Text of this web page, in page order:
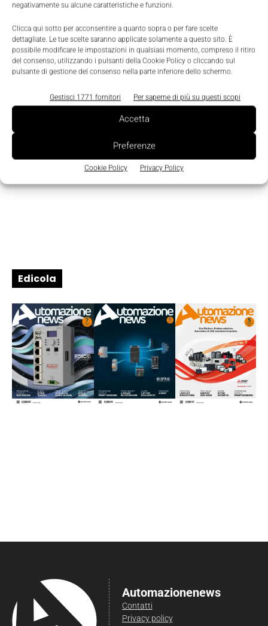
negativamente su alcune caratteristiche e funzioni.
Clicca qui sotto per acconsentire a quanto sopra o per fare scelte
dettagliate. Le tue scelte saranno applicate solamente a questo sito. È
possibile modificare le impostazioni in qualsiasi momento, compreso il ritiro
del consenso, utilizzando i pulsanti della Cookie Policy o cliccando sul
pulsante di gestione del consenso nella parte inferiore dello schermo.
Gestisci 1771 fornitori Per saperne di più su questi scopi
Accetta
Preferenze
Cookie Policy Privacy Policy
Prodotti
Nuovo concept per la simulazione
dell’ingegneria di processo
Nicoletta Buora - 13 Febbraio 2017
Edicola
Automazionenews
Contatti
Privacy policy